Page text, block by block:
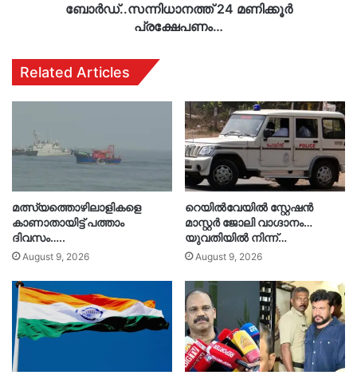
ബോർഡ്..സന്നിധാനത്ത് 24 മണിക്കൂർ
പ്രക്ഷേപണം…
Related Articles
മത്സ്യത്തൊഴിലാളികളെ
കാണാതായിട്ട് പത്താം
ദിവസം…..
August 9, 2026
റെയിൽവേയിൽ സ്റ്റേഷൻ
മാസ്റ്റർ ജോലി വാഗ്ദാനം…
യുവതിയിൽ നിന്ന്…
August 9, 2026